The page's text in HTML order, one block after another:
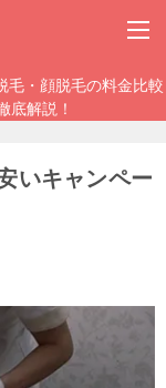
毛・顔脱毛の料金比較
底解説！
いキャンペー